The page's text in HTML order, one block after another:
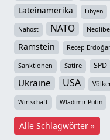
Lateinamerika Libyen
Nahost NATO
Ramstein
Recep
Sanktionen Satire SPD
Ukraine USA
Wirtschaft Wladimir Putin
Alle Schlagwörter »